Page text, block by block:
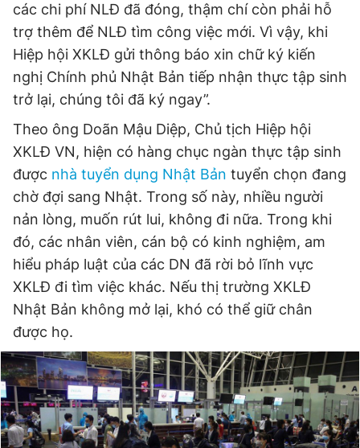
các chi phí NLĐ đã đóng, thậm chí còn phải hỗ
trợ thêm để NLĐ tìm công việc mới. Vì vậy, khi
Hiệp hội XKLĐ gửi thông báo xin chữ ký kiến
nghị Chính phủ Nhật Bản tiếp nhận thực tập sinh
trở lại, chúng tôi đã ký ngay”.
Theo ông Doãn Mậu Diệp, Chủ tịch Hiệp hội
XKLĐ VN, hiện có hàng chục ngàn thực tập sinh
được nhà tuyển dụng Nhật Bản tuyển chọn đang
chờ đợi sang Nhật. Trong số này, nhiều người
nản lòng, muốn rút lui, không đi nữa. Trong khi
đó, các nhân viên, cán bộ có kinh nghiệm, am
hiểu pháp luật của các DN đã rời bỏ lĩnh vực
XKLĐ đi tìm việc khác. Nếu thị trường XKLĐ
Nhật Bản không mở lại, khó có thể giữ chân
được họ.